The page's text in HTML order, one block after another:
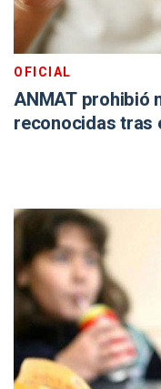
OFICIAL
ANMAT prohibió
reconocidas tras